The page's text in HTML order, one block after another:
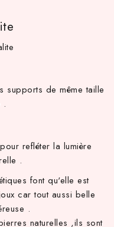
métropolitaine ! À
de même taille
.
refléter la lumière
.
font qu'elle est
car tout aussi belle
.
naturelles ,ils sont